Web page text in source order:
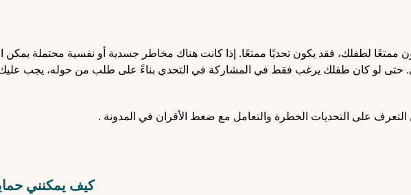
ممتعًا لطفلك، فقد يكون تحديًا ممتعًا. إذا كانت هناك مخاطر جسدية أو نفسية محتملة يمكن
حتى لو كان طفلك يرغب فقط في المشاركة في التحدي بناءً على طلب من حوله، يجب
التعرف على التحديات الخطرة والتعامل مع ضغط الأقران في المدونة .
كيف يمكنني